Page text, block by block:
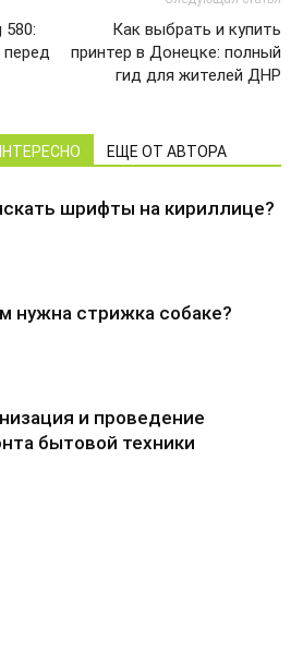
580:
перед
Как выбрать и купить
принтер в Донецке: полный
гид для жителей ДНР
ЕЩЕ ОТ АВТОРА
шрифты на кириллице?
нужна стрижка собаке?
и проведение
бытовой техники